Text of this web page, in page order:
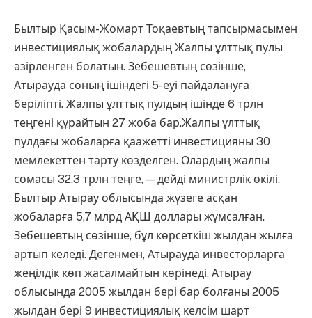
Былтыр Қасым-Жомарт Тоқаевтың тапсырмасымен
инвестициялық жобалардың Жалпы ұлттық пулы
әзірленген болатын. Зебешевтың сөзінше,
Атырауда соның ішіндегі 5-еуі пайдалануға
беріліпті. Жалпы ұлттық пулдың ішінде 6 трлн
теңгені құрайтын 27 жоба бар.Жалпы ұлттық
пулдағы жобаларға қаажетті инвестицияны 30
мемлекеттен тарту көзделген. Олардың жалпы
сомасы 32,3 трлн теңге, — дейді министрлік өкілі.
Былтыр Атырау облысында жүзеге асқан
жобаларға 5,7 млрд АҚШ доллары жұмсалған.
Зебешевтың сөзінше, бұл көрсеткіш жылдан жылға
артып келеді. Дегенмен, Атырауда инвесторларға
жеңілдік көп жасалмайтын көрінеді. Атырау
облысында 2005 жылдан бері бар болғаны 2005
жылдан бері 9 инвестициялық келсім шарт